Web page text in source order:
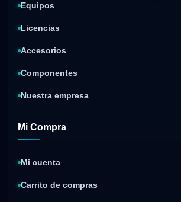
Equipos
Licencias
Accesorios
Componentes
Nuestra empresa
Mi Compra
Mi cuenta
Carrito de compras